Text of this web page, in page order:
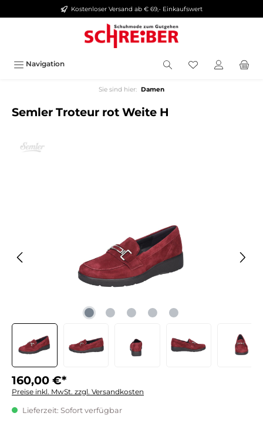
springen Kostenloser Versand ab € 69,- Einkaufswert
Navigation
Sie sind hier: Damen
Semler Troteur rot Weite H
160,00 €*
Preise inkl. MwSt. zzgl. Versandkosten
Lieferzeit: Sofort verfügbar